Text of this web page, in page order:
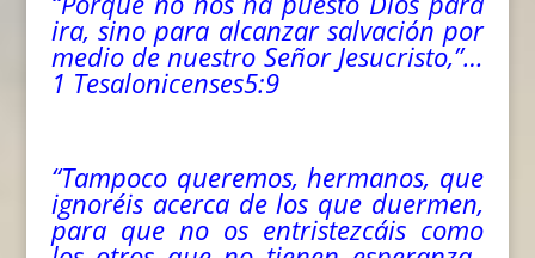
ira, sino para alcanzar salvación por
medio de nuestro Señor Jesucristo,”…
1 Tesalonicenses5:9
“Tampoco queremos, hermanos, que
ignoréis acerca de los que duermen,
para que no os entristezcáis como